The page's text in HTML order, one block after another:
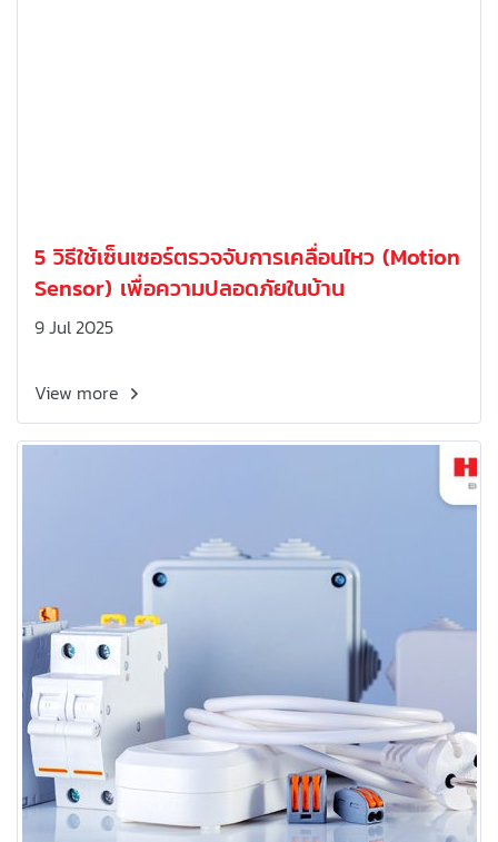
5 วิธีใช้เซ็นเซอร์ตรวจจับการเคลื่อนไหว (Motion
Sensor) เพื่อความปลอดภัยในบ้าน
9 Jul 2025
View more